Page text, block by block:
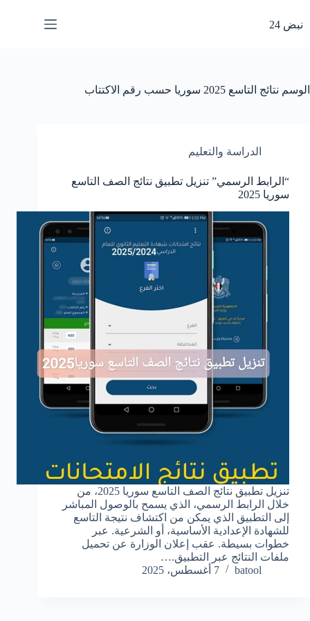
المحتوى
نبض 24
الوسم نتائج التاسع 2025 سوريا حسب رقم الاكتتاب
الدراسة والتعليم
“الرابط الرسمي” تنزيل تطبيق نتائج الصف التاسع
سوريا 2025
تنزيل تطبيق نتائج الصف التاسع سوريا 2025، من
خلال الرابط الرسمي، الذي يسمح بالوصول المباشر
إلى التطبيق الذي يمكن من اكتشاف نتيجة التاسع
للشهادة الإعدادية الأساسية، أو الشرعية. عبر
خطوات بسيطة. عقب إعلان الوزارة عن تحميل
ملفات النتائج عبر التطبيق.…
batool
7 أغسطس، 2025